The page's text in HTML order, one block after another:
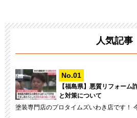
人気記事
【福島県】悪質リフォーム
と対策について
塗装専門店のプロタイムズいわき店です！